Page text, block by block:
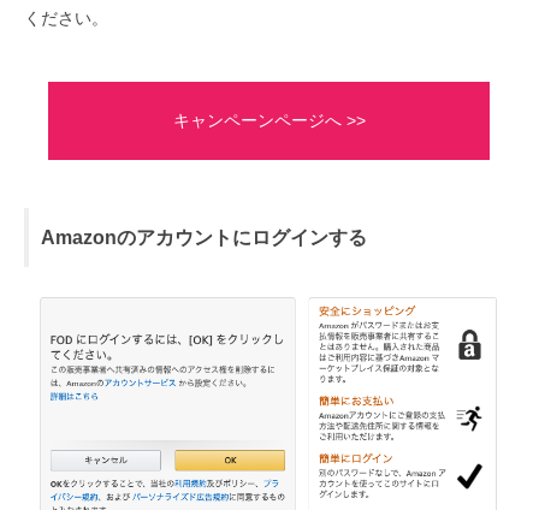
ください。
キャンペーンページへ >>
Amazonのアカウントにログインする